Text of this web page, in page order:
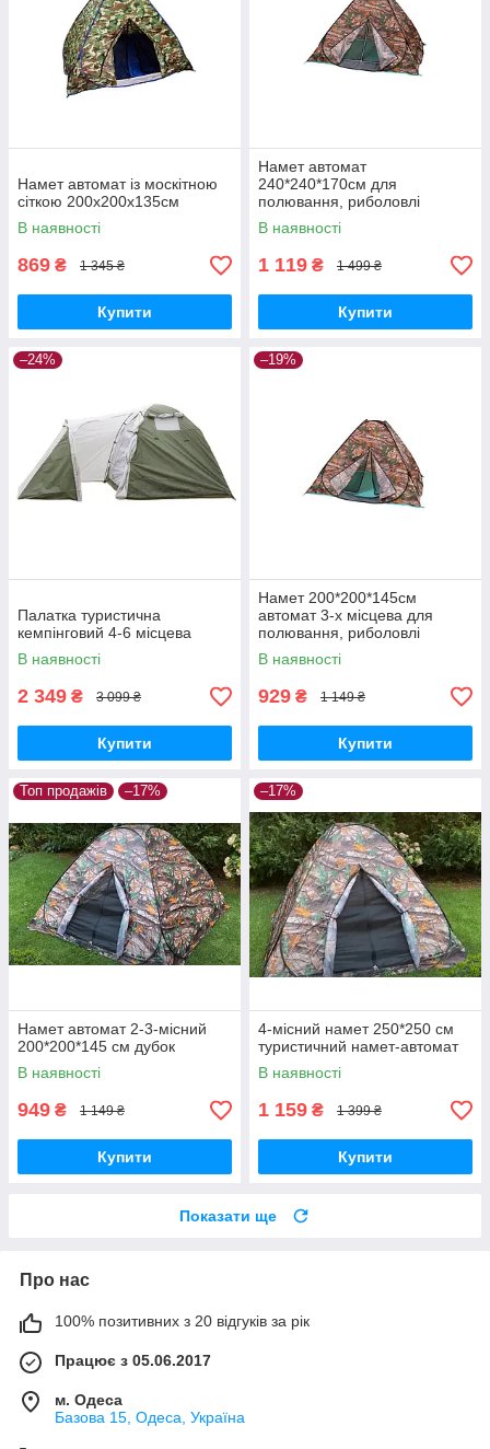
Намет автомат із москітною
сіткою 200x200x135см
В наявності
869 ₴ 1 345 ₴
Купити
Намет автомат
240*240*170см для
полювання, риболовлі
туризму
В наявності
1 119 ₴ 1 499 ₴
Купити
–24%
Палатка туристична
кемпінговий 4-6 місцева
В наявності
2 349 ₴ 3 099 ₴
Купити
–19%
Намет 200*200*145см
автомат 3-х місцева для
полювання, риболовлі
туризму
В наявності
929 ₴ 1 149 ₴
Купити
Топ продажів –17%
Намет автомат 2-3-місний
200*200*145 см дубок
В наявності
949 ₴ 1 149 ₴
Купити
–17%
4-місний намет 250*250 см
туристичний намет-автомат
В наявності
1 159 ₴ 1 399 ₴
Купити
Показати ще
Про нас
100% позитивних з 20 відгуків за рік
Працює з 05.06.2017
м. Одеса
Базова 15, Одеса, Україна